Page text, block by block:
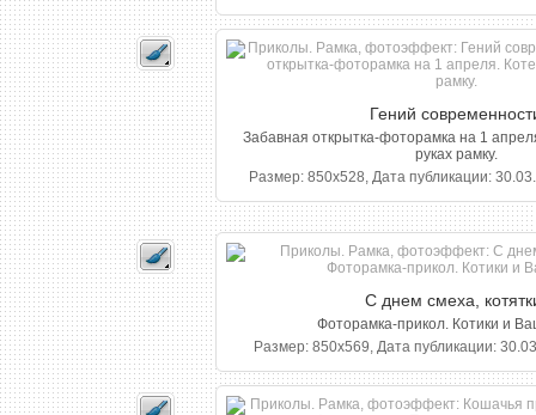
Гений
Забавная открытка-фоторамка на 1
руках рамку.
Размер: 850x528, Дата публикации:
С днем смеха,
Фоторамка-прикол. Котики и
Размер: 850x569, Дата публикации: